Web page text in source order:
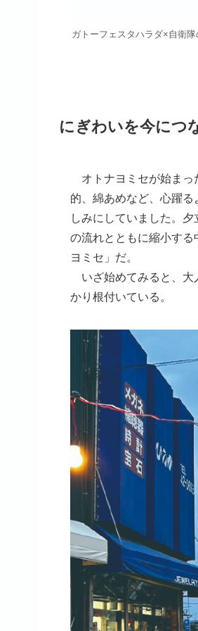
ガトーフェスタハラダ×自衛
にぎわいを今につ
オトナヨミセが始まっ
的、綿あめなど、心躍
しみにしていました。
の流れとともに縮小す
ヨミセ」だ。
いざ始めてみると、大
かり根付いている。